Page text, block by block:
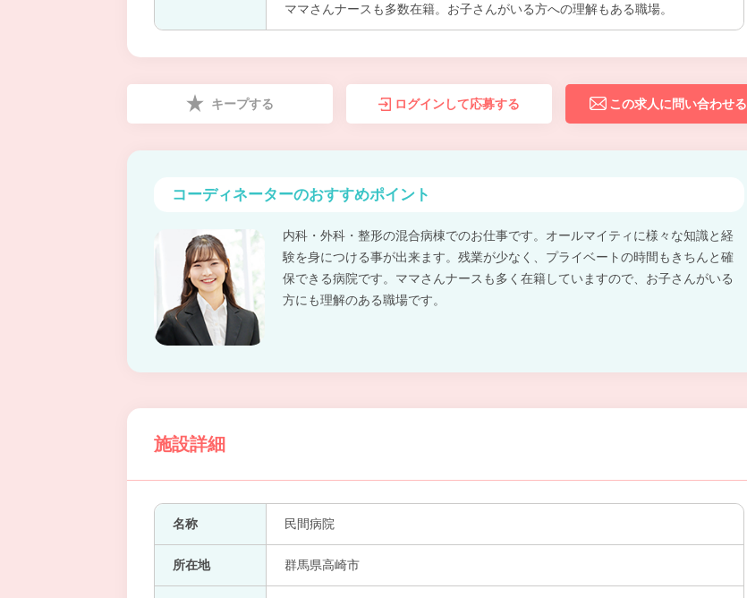
ママさんナースも多数在籍。お子さんがいる方への理解もある職場。
キープする ログインして応募する この求人に問い合わせる
コーディネーターのおすすめポイント
内科・外科・整形の混合病棟でのお仕事です。オールマイティに様々な知識と経
験を身につける事が出来ます。残業が少なく、プライベートの時間もきちんと確
保できる病院です。ママさんナースも多く在籍していますので、お子さんがいる
方にも理解のある職場です。
施設詳細
名称 民間病院
所在地 群馬県高崎市